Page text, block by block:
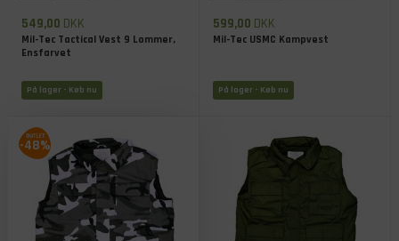
549,00 DKK
Mil-Tec Tactical Vest 9 Lommer,
Ensfarvet
På lager - Køb nu
599,00 DKK
Mil-Tec USMC Kampvest
På lager - Køb nu
-48%